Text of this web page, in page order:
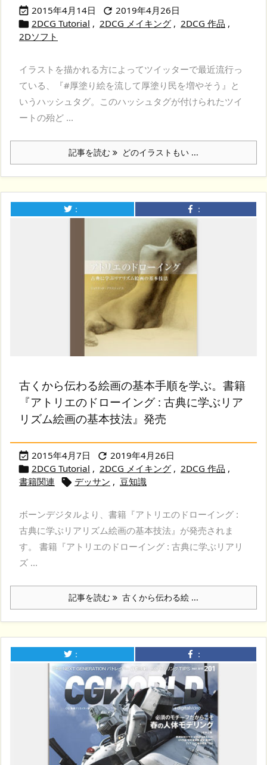
 2015年4月14日  2019年4月26日
 2DCG Tutorial , 2DCG メイキング , 2DCG 作品 ,
2Dソフト
イラストを描かれる方によってツイッターで最近流行っ
ている、『#厚塗り絵を流して厚塗り民を増やそう』と
いうハッシュタグ。このハッシュタグが付けられたツイ
ートの殆ど ...
記事を読む どのイラストもい ...
： ：
古くから伝わる絵画の基本手順を学ぶ。書籍
『アトリエのドローイング : 古典に学ぶリア
リズム絵画の基本技法』発売
 2015年4月7日  2019年4月26日
 2DCG Tutorial , 2DCG メイキング , 2DCG 作品 ,
書籍関連
 デッサン , 豆知識
ボーンデジタルより、書籍『アトリエのドローイング :
古典に学ぶリアリズム絵画の基本技法』が発売されま
す。 書籍『アトリエのドローイング : 古典に学ぶリアリ
ズ ...
記事を読む 古くから伝わる絵 ...
： ：